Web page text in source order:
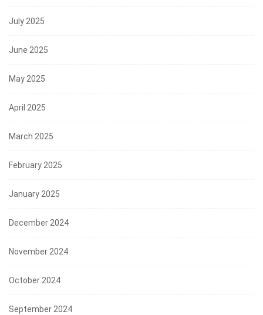
July 2025
June 2025
May 2025
April 2025
March 2025
February 2025
January 2025
December 2024
November 2024
October 2024
September 2024